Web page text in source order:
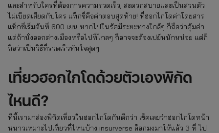
และสำหรับใครที่ต้องการความรวดเร็ว, สะดวกสบายและเป็นส่วนตัว
ไม่เบียดเสียดกับใคร แท็กซี่คือคำตอบสุดท้าย! ที่ฮอกไกโดค่าโดยสาร
แท็กซี่เริ่มต้นที่ 600 เยน หากไปในรัศมีระยะทางใกล้ๆ ก็ถือว่าคุ้มค่า
แต่ถ้านั่งออกต่างเมืองหรือไปที่ไกลๆ ก็อาจจะต้องเปย์หนักหน่อย แต่ก็
ถือว่าเป็นวิธีที่รวดเร็วทันใจสุดๆ
เที่ยวฮอกไกโดด้วยตัวเองพิกัด
ไหนดี?
ทีนี้เรามาส่องพิกัดเที่ยวในฮอกไกโดกันดีกว่า เช็คเลยว่าฮอกไกโดหน้า
หนาวเหมาะไปเที่ยวที่ไหนบ้าง insurverse ล็อกมงมาให้แล้ว 3 ที่ ไป